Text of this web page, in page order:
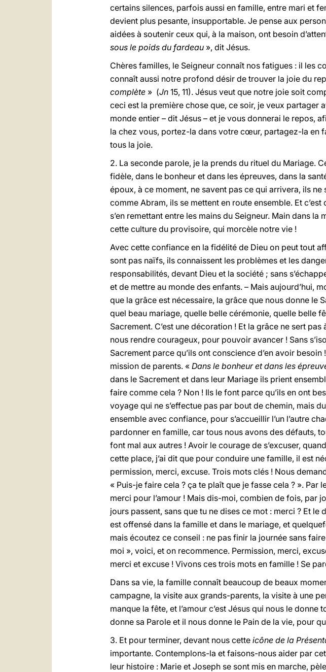
certains silences, parfois aussi en famille, entre mari et
devient plus pesante, insupportable. Je pense aux
aidées à soutenir ceux qui, à la maison, ont besoin
sous le poids du fardeau », dit Jésus.
Chères familles, le Seigneur connaît nos fatigues : il les
connaît aussi notre profond désir de trouver la joie du
complète » (Jn 15, 11). Jésus veut que notre joie soit
ceci est la première chose que, ce soir, je veux partager
monde entier – dit Jésus – et je vous donnerai le repos,
la chez vous, portez-la dans votre cœur, partagez-la en
tous la joie.
2. La seconde parole, je la prends du rituel du Mariage.
fidèle, dans le bonheur et dans les épreuves, dans la
époux, à ce moment, ne savent pas ce qui arrivera, ils
comme Abram, ils se mettent en route ensemble. Et
s’en remettant entre les mains du Seigneur. Main dans
cette culture du provisoire, qui morcèle notre vie !
Avec cette confiance en la fidélité de Dieu on peut tout
sont pas naïfs, ils connaissent les problèmes et les
responsabilités, devant Dieu et la société ; sans
et de mettre au monde des enfants. – Mais aujourd’hui,
que la grâce est nécessaire, la grâce que nous donne le
quel beau mariage, quelle belle cérémonie, quelle belle
Sacrement. C’est une décoration ! Et la grâce ne sert
nous rendre courageux, pour pouvoir avancer ! Sans
Sacrement parce qu’ils ont conscience d’en avoir
mission de parents. « Dans le bonheur et dans les
dans le Sacrement et dans leur Mariage ils prient
faire comme cela ? Non ! Ils le font parce qu’ils en ont
voyage qui ne s’effectue pas par bout de chemin, mais
ensemble avec confiance, pour s’accueillir l’un l’autre
pardonner en famille, car tous nous avons des défauts,
font mal aux autres ! Avoir le courage de s’excuser,
cette place, j’ai dit que pour conduire une famille, il est
permission, merci, excuse. Trois mots clés ! Nous
« Puis-je faire cela ? ça te plaît que je fasse cela ? ».
merci pour l’amour ! Mais dis-moi, combien de fois, par
jours passent, sans que tu ne dises ce mot : merci ? Et
est offensé dans la famille et dans le mariage, et
mais écoutez ce conseil : ne pas finir la journée sans
moi », voici, et on recommence. Permission, merci,
merci et excuse ! Vivons ces trois mots en famille ! Se
Dans sa vie, la famille connaît beaucoup de beaux
campagne, la visite aux grands-parents, la visite à une
manque la fête, et l’amour c’est Jésus qui nous le
donne sa Parole et il nous donne le Pain de la vie, pour
3. Et pour terminer, devant nous cette icône de la
importante. Contemplons-la et faisons-nous aider par
leur histoire : Marie et Joseph se sont mis en marche,